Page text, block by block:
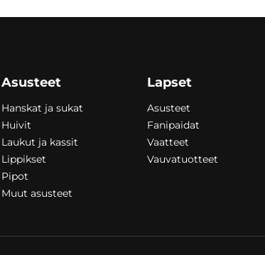
260,00
Asusteet
Hanskat ja sukat
Huivit
Laukut ja kassit
Lippikset
Pipot
Muut asusteet
Lapset
Asusteet
Fanipaidat
Vaatteet
Vauvatuotteet